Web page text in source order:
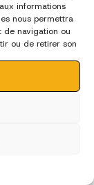
informations
nous permettra
de navigation ou
ou de retirer son